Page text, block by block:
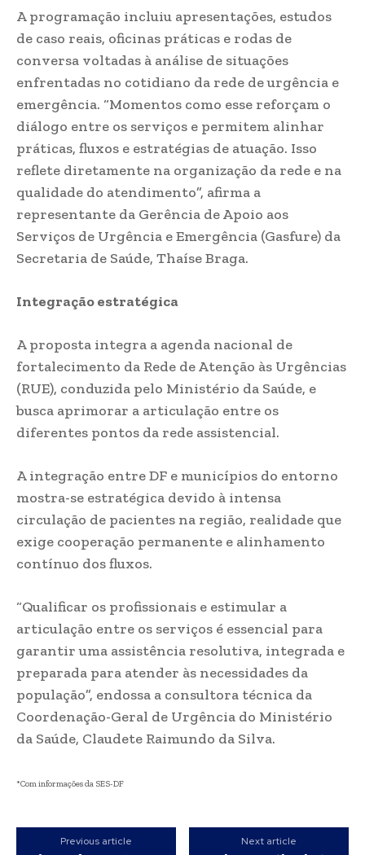
A programação incluiu apresentações, estudos
de caso reais, oficinas práticas e rodas de
conversa voltadas à análise de situações
enfrentadas no cotidiano da rede de urgência e
emergência. “Momentos como esse reforçam o
diálogo entre os serviços e permitem alinhar
práticas, fluxos e estratégias de atuação. Isso
reflete diretamente na organização da rede e na
qualidade do atendimento”, afirma a
representante da Gerência de Apoio aos
Serviços de Urgência e Emergência (Gasfure) da
Secretaria de Saúde, Thaíse Braga.
Integração estratégica
A proposta integra a agenda nacional de
fortalecimento da Rede de Atenção às Urgências
(RUE), conduzida pelo Ministério da Saúde, e
busca aprimorar a articulação entre os
diferentes pontos da rede assistencial.
A integração entre DF e municípios do entorno
mostra-se estratégica devido à intensa
circulação de pacientes na região, realidade que
exige cooperação permanente e alinhamento
contínuo dos fluxos.
“Qualificar os profissionais e estimular a
articulação entre os serviços é essencial para
garantir uma assistência resolutiva, integrada e
preparada para atender às necessidades da
população”, endossa a consultora técnica da
Coordenação-Geral de Urgência do Ministério
da Saúde, Claudete Raimundo da Silva.
*Com informações da SES-DF
Previous article Next article